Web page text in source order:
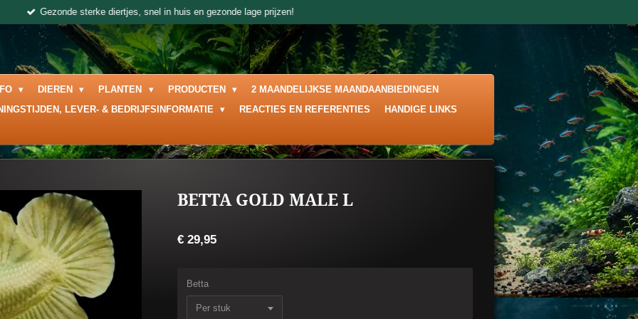
Gezonde sterke diertjes, snel in huis en gezonde lage prijzen!
DIEREN PLANTEN PRODUCTEN
2 MAANDELIJKSE MAANDAANBIEDINGEN
LEVER- & BEDRIJFSINFORMATIE REACTIES EN REFERENTIES HANDIGE LINKS
BETTA GOLD MALE L
€ 29,95
Betta